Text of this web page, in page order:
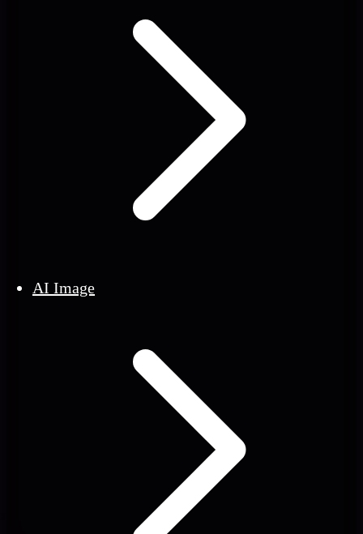
AI Image